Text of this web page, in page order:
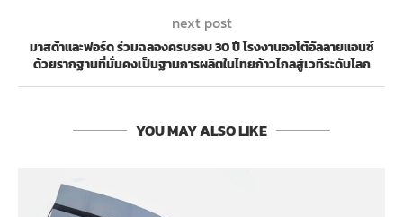
next post
มาสด้าและฟอร์ด ร่วมฉลองครบรอบ 30 ปี โรงงานออโต้อัลลายแอนซ์
ด้วยรากฐานที่มั่นคงเป็นฐานการผลิตในไทยก้าวไกลสู่เวทีระดับโลก
YOU MAY ALSO LIKE